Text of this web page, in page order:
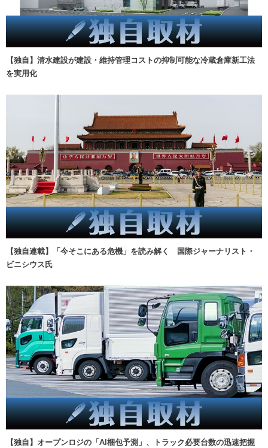
【独自】清水建設が建設・維持管理コストの抑制可能な冷蔵倉庫新工法
を実用化
【独自連載】「今そこにある危機」を読み解く 国際ジャーナリスト・
ビニシウス氏
【独自】オープンロジの「AI梱包予測」、トラック必要台数の迅速把握